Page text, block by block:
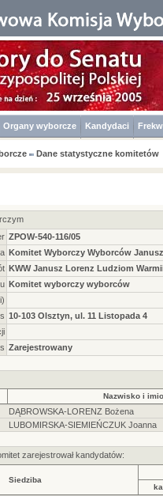
Organy wyborcze Kandydaci
Dane statystyczne komitetów
ZPOW-540-116/05
Komitet Wyborczy Wyborców
KWW Janusz Lorenz Ludziom
Komitet wyborczy wyborców
10-103 Olsztyn, ul. 11 Listopada 4
Zarejestrowany
Nazwisko i
DĄBROWSKA-LORENZ Bożena
LUBOMIRSKA-SIEMIEŃCZUK Joanna
zarejestrował kandydatów:
Siedziba